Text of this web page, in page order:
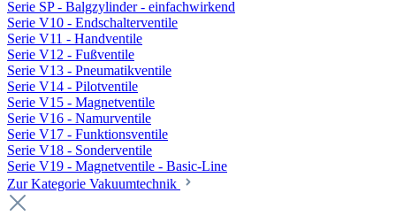
Serie SP - Balgzylinder - einfachwirkend
Serie V10 - Endschalterventile
Serie V11 - Handventile
Serie V12 - Fußventile
Serie V13 - Pneumatikventile
Serie V14 - Pilotventile
Serie V15 - Magnetventile
Serie V16 - Namurventile
Serie V17 - Funktionsventile
Serie V18 - Sonderventile
Serie V19 - Magnetventile - Basic-Line
Zur Kategorie Vakuumtechnik